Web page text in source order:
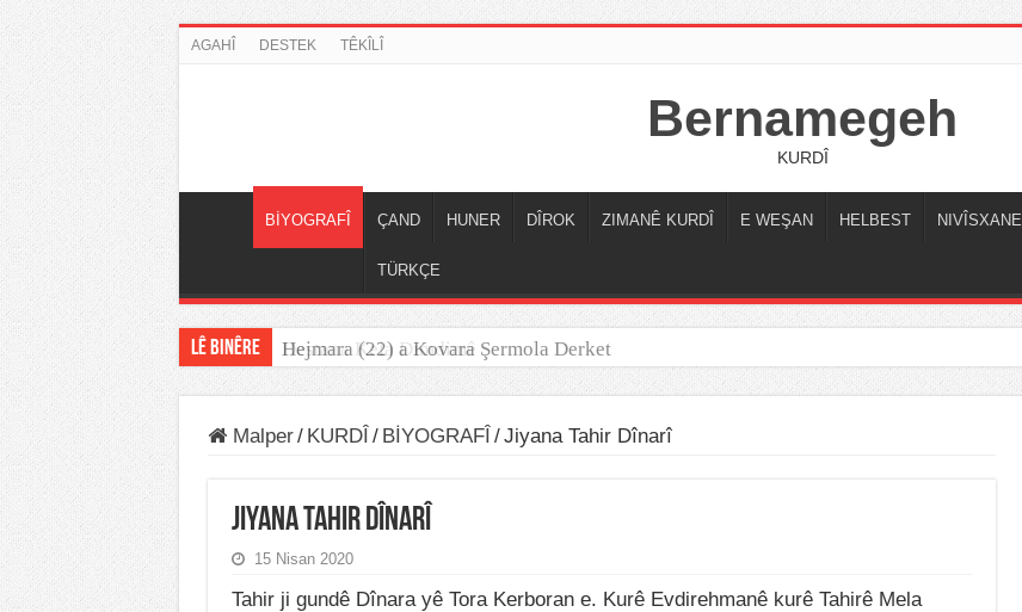
AGAHÎ DESTEK TÊKÎLÎ
Bernamegeh
KURDÎ
BİYOGRAFÎ ÇAND HUNER DÎROK ZIMANÊ KURDÎ E WEŞAN HELBEST NIVÎSXANE
TÜRKÇE
LÊ BINÊRE Hejmara (22) a Kovara Şermola Derket
Destana Kela Dimdimê
Malper/ KURDÎ / BİYOGRAFÎ /Jiyana Tahir Dînarî
Jiyana Tahir Dînarî
15 Nisan 2020
Tahir ji gundê Dînara yê Tora Kerboran e. Kurê Evdirehmanê kurê Tahirê Mela